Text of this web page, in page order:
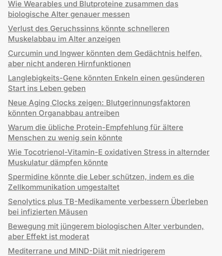
Wie Wearables und Blutproteine zusammen das
biologische Alter genauer messen
Verlust des Geruchssinns könnte schnelleren
Muskelabbau im Alter anzeigen
Curcumin und Ingwer könnten dem Gedächtnis helfen,
aber nicht anderen Hirnfunktionen
Langlebigkeits-Gene könnten Enkeln einen gesünderen
Start ins Leben geben
Neue Aging Clocks zeigen: Blutgerinnungsfaktoren
könnten Organabbau antreiben
Warum die übliche Protein-Empfehlung für ältere
Menschen zu wenig sein könnte
Wie Tocotrienol-Vitamin-E oxidativen Stress in alternder
Muskulatur dämpfen könnte
Spermidine könnte die Leber schützen, indem es die
Zellkommunikation umgestaltet
Senolytics plus TB-Medikamente verbessern Überleben
bei infizierten Mäusen
Bewegung mit jüngerem biologischen Alter verbunden,
aber Effekt ist moderat
Mediterrane und MIND-Diät mit niedrigerem